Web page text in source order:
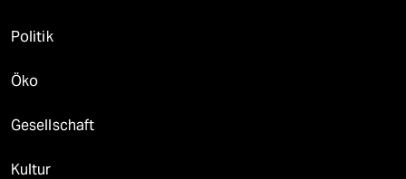
Politik
Öko
Gesellschaft
Kultur